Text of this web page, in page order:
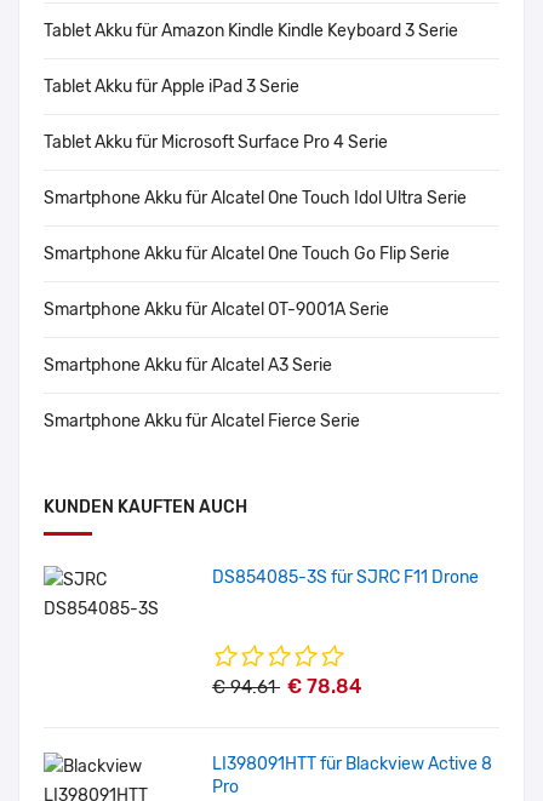
Tablet Akku für Amazon Kindle Kindle Keyboard 3 Serie
Tablet Akku für Apple iPad 3 Serie
Tablet Akku für Microsoft Surface Pro 4 Serie
Smartphone Akku für Alcatel One Touch Idol Ultra Serie
Smartphone Akku für Alcatel One Touch Go Flip Serie
Smartphone Akku für Alcatel OT-9001A Serie
Smartphone Akku für Alcatel A3 Serie
Smartphone Akku für Alcatel Fierce Serie
KUNDEN KAUFTEN AUCH
DS854085-3S für SJRC F11 Drone
€ 94.61 € 78.84
LI398091HTT für Blackview Active 8
Pro